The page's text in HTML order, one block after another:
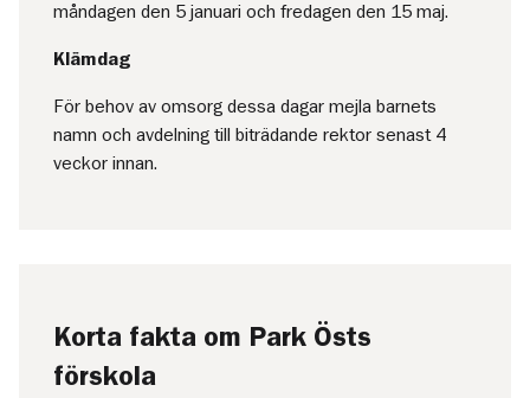
måndagen den 5 januari och fredagen den 15 maj.
Klämdag
För behov av omsorg dessa dagar mejla barnets
namn och avdelning till biträdande rektor senast 4
veckor innan.
Korta fakta om Park Östs
förskola